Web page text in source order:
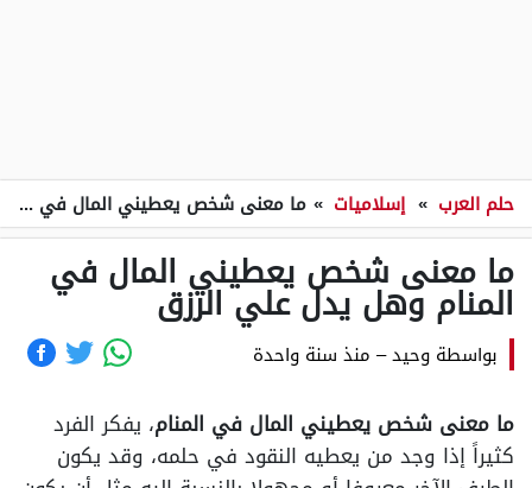
حلم العرب » إسلاميات » ما معنى شخص يعطيني المال في المنام وهل يدل علي الرزق
ما معنى شخص يعطيني المال في
المنام وهل يدل علي الرزق
بواسطة وحيد– منذ سنة واحدة
ما معنى شخص يعطيني المال في المنام، يفكر الفرد
كثيراً إذا وجد من يعطيه النقود في حلمه، وقد يكون